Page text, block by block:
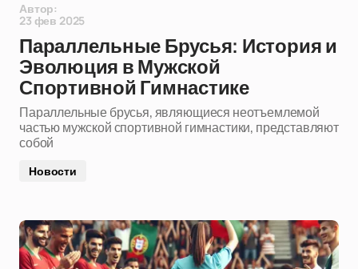
Автор:
23 фев 2025
Параллельные Брусья: История и
Эволюция в Мужской
Спортивной Гимнастике
Параллельные брусья, являющиеся неотъемлемой
частью мужской спортивной гимнастики, представляют
собой
Новости